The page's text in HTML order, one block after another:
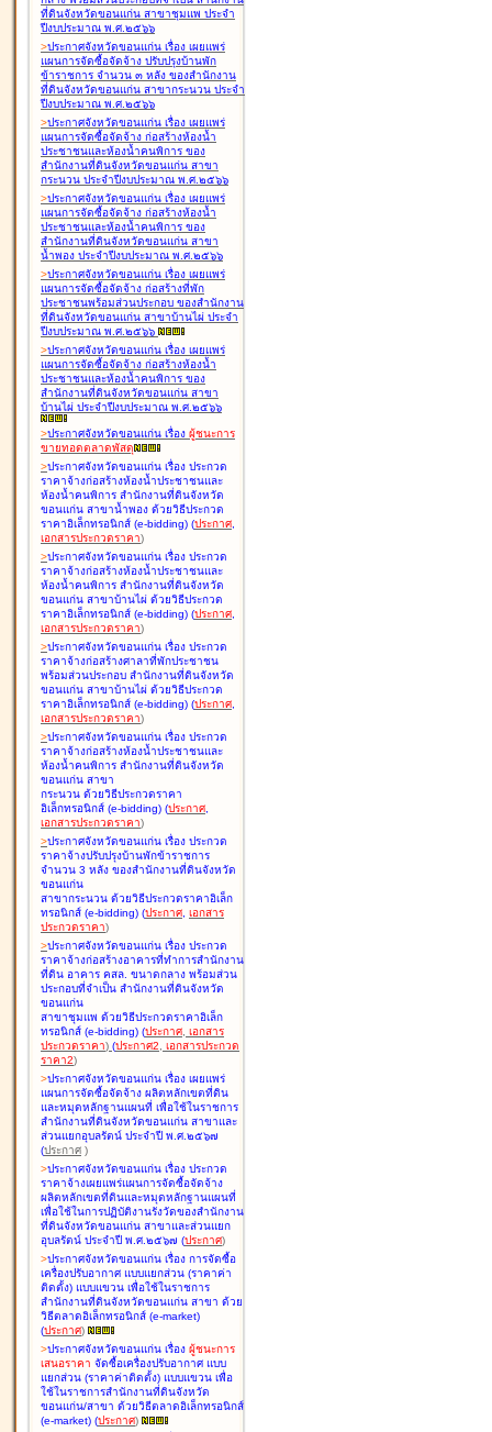
ที่ดินจังหวัดขอนแก่น สาขาชุมแพ ประจำ
ปีงบประมาณ พ.ศ.๒๕๖๖
>ประกาศจังหวัดขอนแก่น เรื่อง เผยแพร่
แผนการจัดซื้อจัดจ้าง ปรับปรุงบ้านพัก
ข้าราชการ จำนวน ๓ หลัง ของสำนักงาน
ที่ดินจังหวัดขอนแก่น สาขากระนวน ประจำ
ปีงบประมาณ พ.ศ.๒๕๖๖
>ประกาศจังหวัดขอนแก่น เรื่อง เผยแพร่
แผนการจัดซื้อจัดจ้าง ก่อสร้างห้องน้ำ
ประชาชนและห้องน้ำคนพิการ ของ
สำนักงานที่ดินจังหวัดขอนแก่น สาขา
กระนวน ประจำปีงบประมาณ พ.ศ.๒๕๖๖
>ประกาศจังหวัดขอนแก่น เรื่อง เผยแพร่
แผนการจัดซื้อจัดจ้าง ก่อสร้างห้องน้ำ
ประชาชนและห้องน้ำคนพิการ ของ
สำนักงานที่ดินจังหวัดขอนแก่น สาขา
น้ำพอง ประจำปีงบประมาณ พ.ศ.๒๕๖๖
>ประกาศจังหวัดขอนแก่น เรื่อง เผยแพร่
แผนการจัดซื้อจัดจ้าง ก่อสร้างที่พัก
ประชาชนพร้อมส่วนประกอบ ของสำนักงาน
ที่ดินจังหวัดขอนแก่น สาขาบ้านไผ่ ประจำ
ปีงบประมาณ พ.ศ.๒๕๖๖
>ประกาศจังหวัดขอนแก่น เรื่อง เผยแพร่
แผนการจัดซื้อจัดจ้าง ก่อสร้างห้องน้ำ
ประชาชนและห้องน้ำคนพิการ ของ
สำนักงานที่ดินจังหวัดขอนแก่น สาขา
บ้านไผ่ ประจำปีงบประมาณ พ.ศ.๒๕๖๖
>ประกาศจังหวัดขอนแก่น เรื่อง ผู้ชนะการ
ขายทอดตลาดพัสดุ
>ประกาศจังหวัดขอนแก่น เรื่อง ประกวด
ราคาจ้างก่อสร้างห้องน้ำประชาชนและ
ห้องน้ำคนพิการ สำนักงานที่ดินจังหวัด
ขอนแก่น สาขาน้ำพอง ด้วยวิธีประกวด
ราคาอิเล็กทรอนิกส์ (e-bidding) (ประกาศ,
เอกสารประกวดราคา)
>ประกาศจังหวัดขอนแก่น เรื่อง ประกวด
ราคาจ้างก่อสร้างห้องน้ำประชาชนและ
ห้องน้ำคนพิการ สำนักงานที่ดินจังหวัด
ขอนแก่น สาขาบ้านไผ่ ด้วยวิธีประกวด
ราคาอิเล็กทรอนิกส์ (e-bidding) (ประกาศ,
เอกสารประกวดราคา)
>ประกาศจังหวัดขอนแก่น เรื่อง ประกวด
ราคาจ้างก่อสร้างศาลาที่พักประชาชน
พร้อมส่วนประกอบ สำนักงานที่ดินจังหวัด
ขอนแก่น สาขาบ้านไผ่ ด้วยวิธีประกวด
ราคาอิเล็กทรอนิกส์ (e-bidding) (ประกาศ,
เอกสารประกวดราคา)
>ประกาศจังหวัดขอนแก่น เรื่อง ประกวด
ราคาจ้างก่อสร้างห้องน้ำประชาชนและ
ห้องน้ำคนพิการ สำนักงานที่ดินจังหวัด
ขอนแก่น สาขา
กระนวน ด้วยวิธีประกวดราคา
อิเล็กทรอนิกส์ (e-bidding) (ประกาศ,
เอกสารประกวดราคา)
>ประกาศจังหวัดขอนแก่น เรื่อง ประกวด
ราคาจ้างปรับปรุงบ้านพักข้าราชการ
จำนวน 3 หลัง ของสำนักงานที่ดินจังหวัด
ขอนแก่น
สาขากระนวน ด้วยวิธีประกวดราคาอิเล็ก
ทรอนิกส์ (e-bidding) (ประกาศ, เอกสาร
ประกวดราคา)
>ประกาศจังหวัดขอนแก่น เรื่อง ประกวด
ราคาจ้างก่อสร้างอาคารที่ทำการสำนักงาน
ที่ดิน อาคาร คสล. ขนาดกลาง พร้อมส่วน
ประกอบที่จำเป็น สำนักงานที่ดินจังหวัด
ขอนแก่น
สาขาชุมแพ ด้วยวิธีประกวดราคาอิเล็ก
ทรอนิกส์ (e-bidding) (ประกาศ, เอกสาร
ประกวดราคา) (ประกาศ2, เอกสารประกวด
ราคา2)
>ประกาศจังหวัดขอนแก่น เรื่อง เผยแพร่
แผนการจัดซื้อจัดจ้าง ผลิตหลักเขตที่ดิน
และหมุดหลักฐานแผนที่ เพื่อใช้ในราชการ
สำนักงานที่ดินจังหวัดขอนแก่น สาขาและ
ส่วนแยกอุบลรัตน์ ประจำปี พ.ศ.๒๕๖๗
(ประกาศ )
>ประกาศจังหวัดขอนแก่น เรื่อง ประกวด
ราคาจ้างเผยแพร่แผนการจัดซื้อจัดจ้าง
ผลิตหลักเขตที่ดินและหมุดหลักฐานแผนที่
เพื่อใช้ในการปฏิบัติงานรังวัดของสำนักงาน
ที่ดินจังหวัดขอนแก่น สาขาและส่วนแยก
อุบลรัตน์ ประจำปี พ.ศ.๒๕๖๗ (ประกาศ)
>ประกาศจังหวัดขอนแก่น เรื่อง การจัดซื้อ
เครื่องปรับอากาศ แบบแยกส่วน (ราคาค่า
ติดตั้ง) แบบแขวน เพื่อใช้ในราชการ
สำนักงานที่ดินจังหวัดขอนแก่น สาขา ด้วย
วิธีตลาดอิเล็กทรอนิกส์ (e-market)
(ประกาศ)
>ประกาศจังหวัดขอนแก่น เรื่อง ผู้ชนะการ
เสนอราคา จัดซื้อเครื่องปรับอากาศ แบบ
แยกส่วน (ราคาค่าติดตั้ง) แบบแขวน เพื่อ
ใช้ในราชการสำนักงานที่ดินจังหวัด
ขอนแก่น/สาขา ด้วยวิธีตลาดอิเล็กทรอนิกส์
(e-market) (ประกาศ)